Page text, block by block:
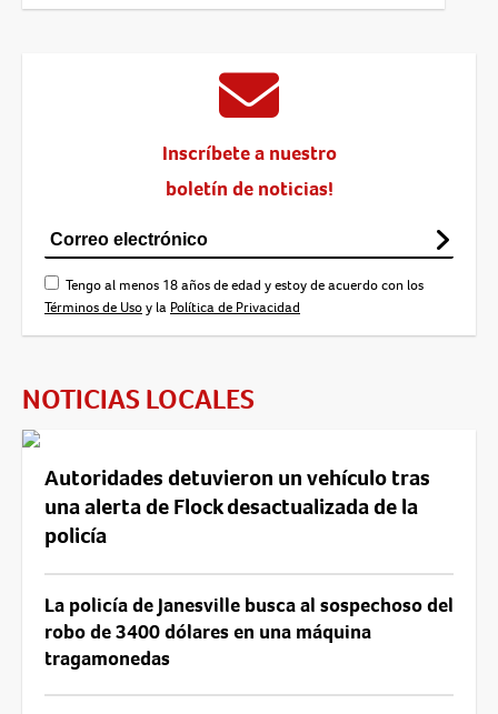
Inscríbete a nuestro
boletín de noticias!
Tengo al menos 18 años de edad y estoy de acuerdo con los
Términos de Usoy la Política de Privacidad
NOTICIAS LOCALES
Autoridades detuvieron un vehículo tras
una alerta de Flock desactualizada de la
policía
La policía de Janesville busca al sospechoso del
robo de 3400 dólares en una máquina
tragamonedas